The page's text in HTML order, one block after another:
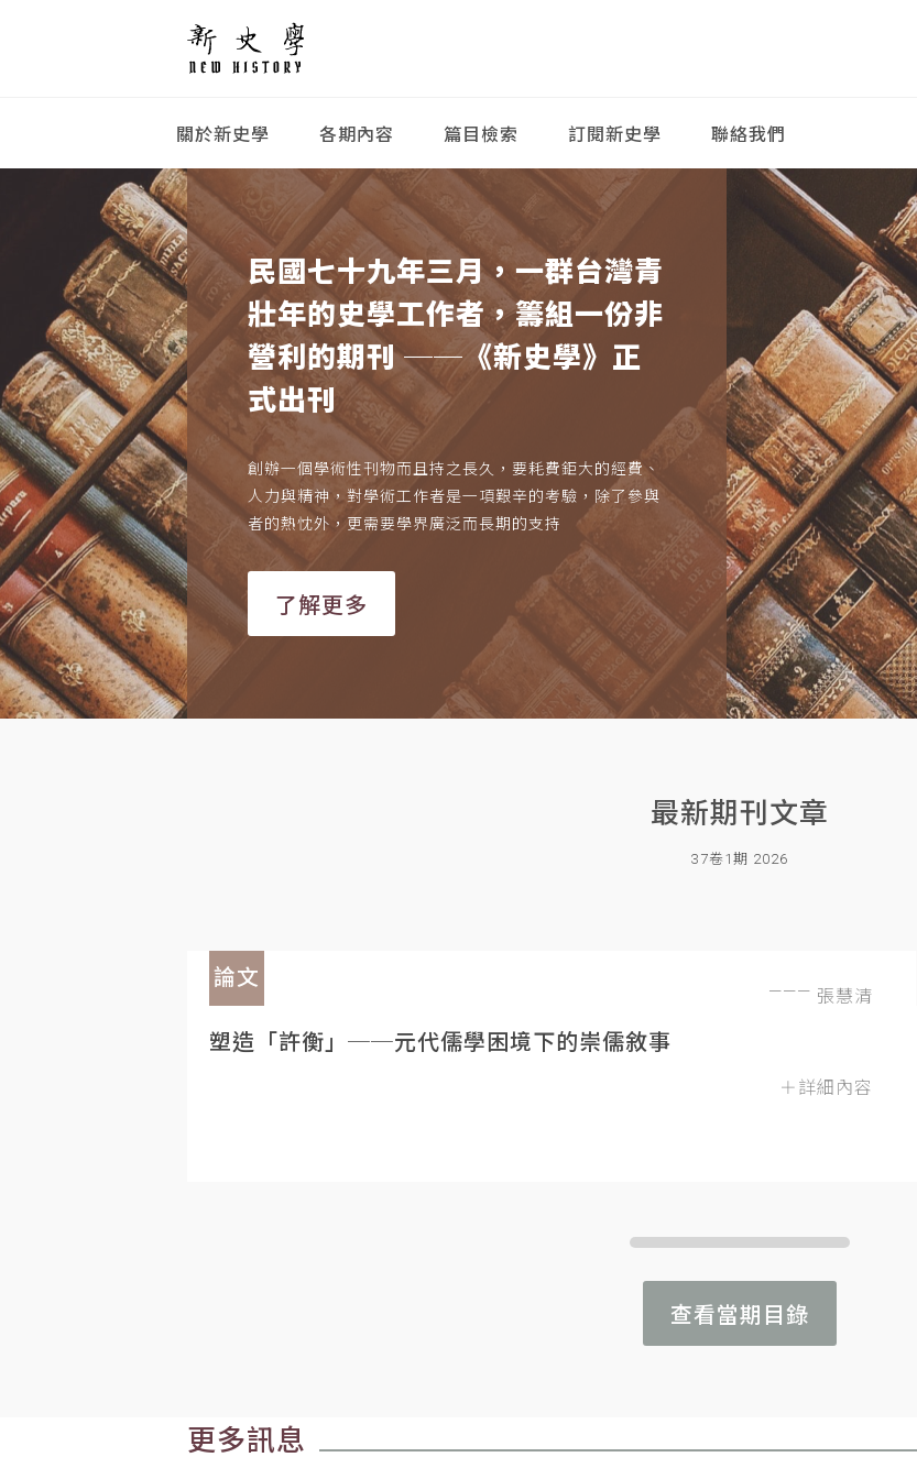
關於新史學 各期內容 篇目檢索 訂閱新史學 聯絡我們
民國七十九年三月，一群台灣青
壯年的史學工作者，籌組一份非
營利的期刊 ──《新史學》正
式出刊
創辦一個學術性刊物而且持之長久，要耗費鉅大的經費、
人力與精神，對學術工作者是一項艱辛的考驗，除了參與
者的熱忱外，更需要學界廣泛而長期的支持
了解更多
最新期刊文章
37卷1期 2026
論文
張慧清
塑造「許衡」──元代儒學困境下的崇儒敘事
＋詳細內容
查看當期目錄
更多訊息